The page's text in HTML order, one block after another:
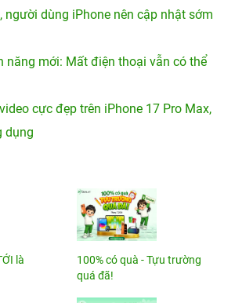
người dùng iPhone nên cập nhật sớm
năng mới: Mất điện thoại vẫn có thể
cực đẹp trên iPhone 17 Pro Max,
dụng
là
100% có quà - Tựu trường
quá đã!